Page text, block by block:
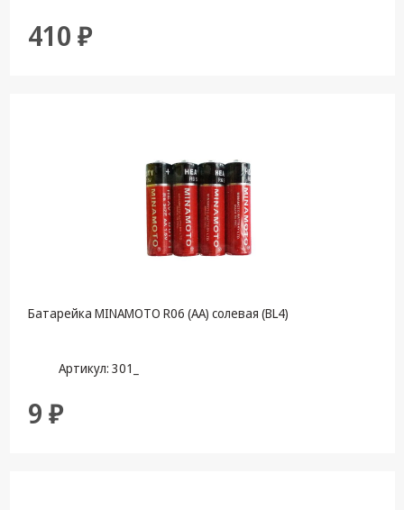
410 ₽
Батарейка MINAMOTO R06 (АА) солевая (BL4)
Артикул: 301_
9 ₽